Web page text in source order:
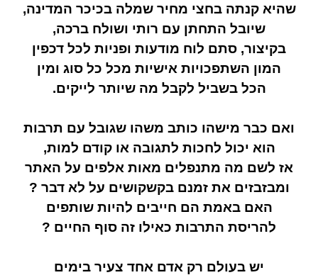
שהיא קנתה בחצי מחיר שמלה בכיכר המדינה,
שיובל התחתן עם רותי ושולח ברכה,
בקיצור, סתם לוח מודעות ופניות לכל דכפין
המון השתפכויות אישיות מכל כל סוג ומין
הכל בשביל לקבל מה שיותר לייקים.
ואם כבר מישהו כותב משהו שגובל עם תרבות
הוא יכול לחכות לתגובה או קודם למות,
אז לשם מה מתנפלים מאות אלפים על האתר
ומבזבזים את זמנם בקשקושים על לא דבר ?
האם באמת הם חייבים להיות שותפים
להריסת התרבות כאילו זה סוף החיים ?
יש בעולם רק אדם אחד צעיר בימים